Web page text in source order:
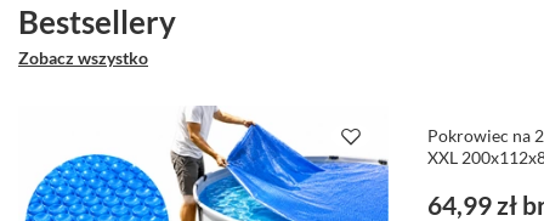
Bestsellery
Zobacz wszystko
Pokrowiec na
XXL
64,99 zł